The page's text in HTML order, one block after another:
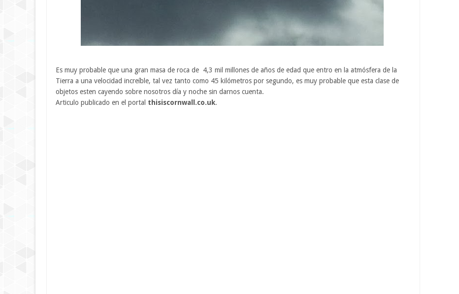
Es muy probable que una gran masa de roca de 4,3 mil millones de años de edad que entro en la atmósfera de la
Tierra a una velocidad increíble, tal vez tanto como 45 kilómetros por segundo, es muy probable que esta clase de
objetos esten cayendo sobre nosotros día y noche sin darnos cuenta.
Articulo publicado en el portal thisiscornwall.co.uk.